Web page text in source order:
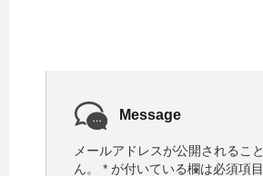
Message
メールアドレスが公開されるこ
ん。
* が付いている欄は必須項